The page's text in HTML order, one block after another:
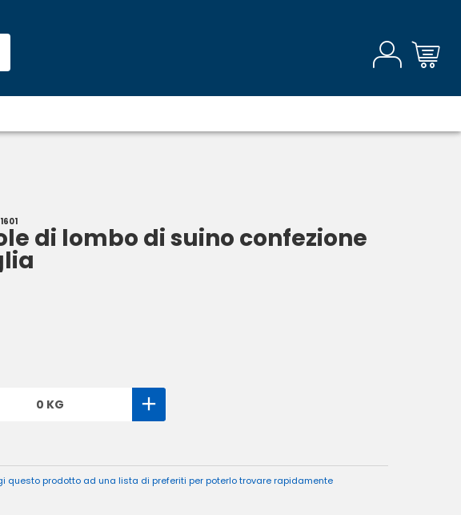
di lombo di suino confezione
0 KG
questo prodotto ad una lista di preferiti per poterlo trovare rapidamente